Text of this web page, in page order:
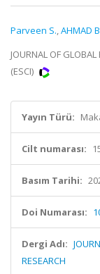
Parveen S.,AHMAD
JOURNAL OF
(ESCI)
Yayın Türü:
Cilt numarası:
Basım Tarihi:
Doi Numarası:
Dergi Adı:
RESEARCH